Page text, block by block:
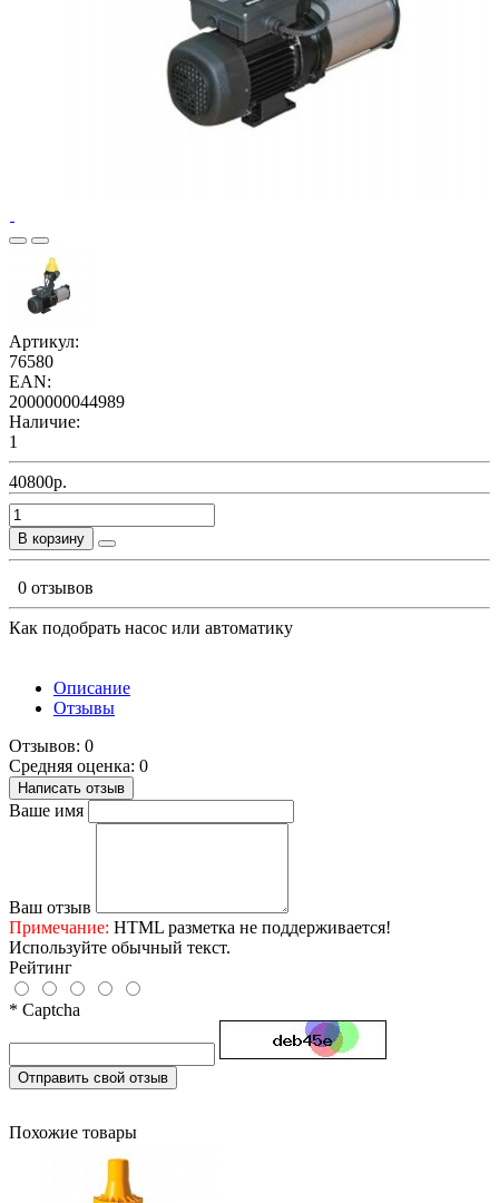
Артикул:
76580
EAN:
2000000044989
Наличие:
1
40800р.
В корзину
0 отзывов
Как подобрать насос или автоматику
Описание
Отзывы
Отзывов: 0
Средняя оценка: 0
Написать отзыв
Ваше имя
Ваш отзыв
Примечание: HTML разметка не поддерживается!
Используйте обычный текст.
Рейтинг
* Captcha
Отправить свой отзыв
Похожие товары